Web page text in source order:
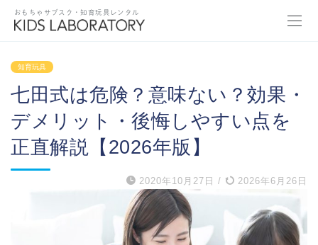
おもちゃサブスク・知育玩具レンタル
知育玩具
七田式は危険？意味ない？効果・
デメリット・後悔しやすい点を
正直解説【2026年版】
2020年10月27日 / 2026年6月26日